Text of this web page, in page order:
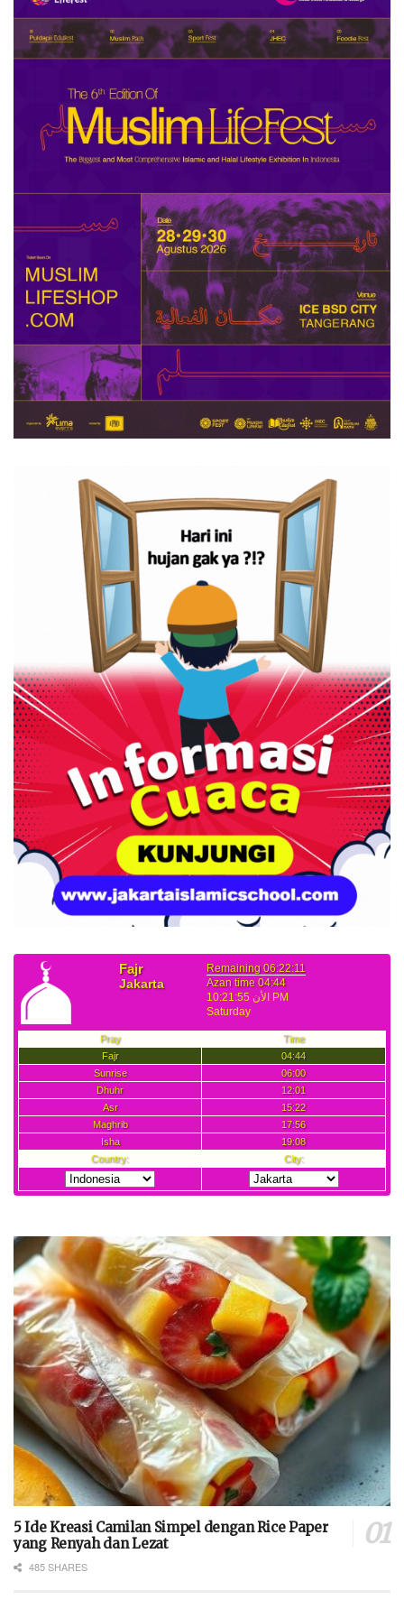
5 Ide Kreasi Camilan Simpel dengan Rice Paper
yang Renyah dan Lezat
485 SHARES